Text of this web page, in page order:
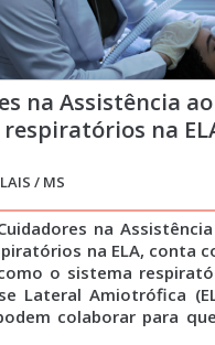
na Assistência
na
/ MS
na
na ELA, conta
o sistema
Lateral Amiotrófica
colaborar para